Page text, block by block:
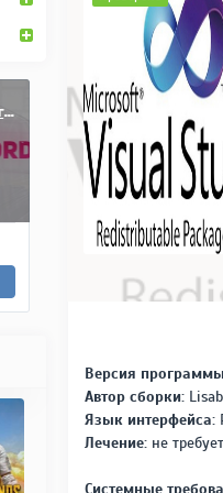
Версия
Автор сборки:
Язык интерфейса:
Лечение:не
Системные